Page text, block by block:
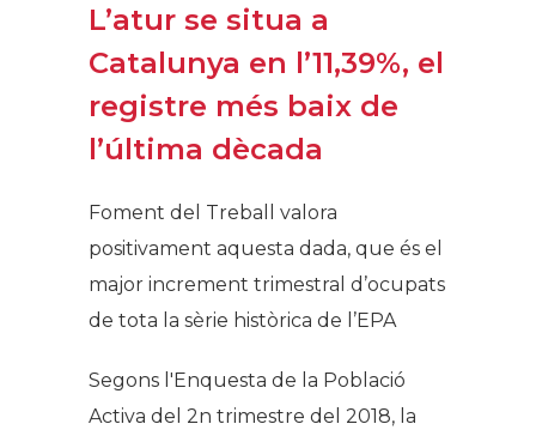
L’atur se situa a
Catalunya en l’11,39%, el
registre més baix de
l’última dècada
Foment del Treball valora
positivament aquesta dada, que és el
major increment trimestral d’ocupats
de tota la sèrie històrica de l’EPA
Segons l'Enquesta de la Població
Activa del 2n trimestre del 2018, la